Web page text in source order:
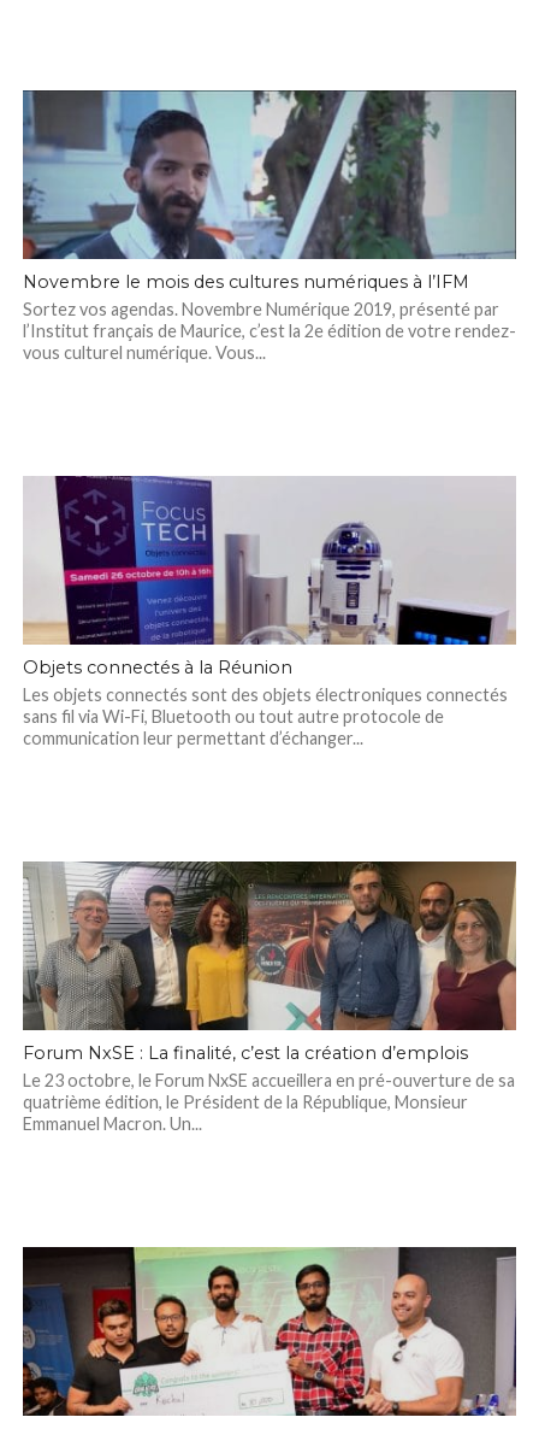
Novembre le mois des cultures numériques à l’IFM
Sortez vos agendas. Novembre Numérique 2019, présenté par
l’Institut français de Maurice, c’est la 2e édition de votre rendez-
vous culturel numérique. Vous...
Objets connectés à la Réunion
Les objets connectés sont des objets électroniques connectés
sans fil via Wi-Fi, Bluetooth ou tout autre protocole de
communication leur permettant d’échanger...
Forum NxSE : La finalité, c’est la création d’emplois
Le 23 octobre, le Forum NxSE accueillera en pré-ouverture de sa
quatrième édition, le Président de la République, Monsieur
Emmanuel Macron. Un...